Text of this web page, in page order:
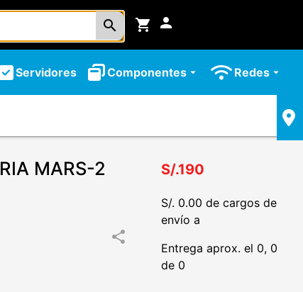
search shopping_cart person
Servidores Componentesarrow_drop_down Redes arrow_drop_down
MARS-2
share
S/.190
S/. 0.00 de cargos de
envío a
Entrega aprox. el 0, 0
de 0